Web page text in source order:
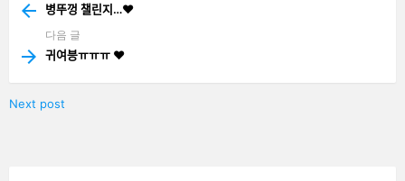
more 병뚜껑 챌린지…❤️
다음 글
귀여븡ㅠㅠㅠ ❤️
Next post